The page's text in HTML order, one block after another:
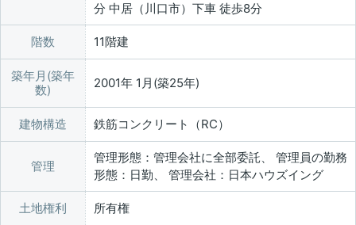
分 中居（川口市）下車 徒歩8分
階数 11階建
築年月(築年
数)
2001年 1月(築25年)
建物構造 鉄筋コンクリート（RC）
管理
管理形態：管理会社に全部委託、 管理員の勤務
形態：日勤、 管理会社：日本ハウズイング
土地権利 所有権